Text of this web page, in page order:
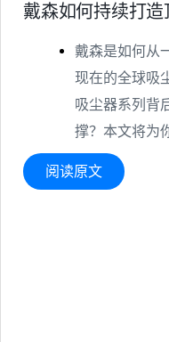
戴森如何持续打造
戴森是如何从
现在的全球吸
吸尘器系列背
撑？本文将为
阅读原文